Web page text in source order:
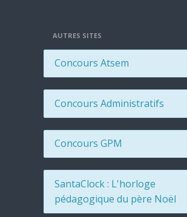
AUTRES SITES
Concours Atsem
Concours Administratifs
Concours GPM
SantaClock : L'horloge
pédagogique du père Noël